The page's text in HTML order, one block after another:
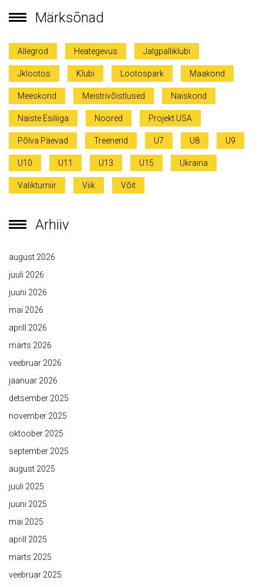
Märksõnad
Allegrod Heategevus Jalgpalliklubi
Jklootos Klubi Lootospark Maakond
Meeskond Meistrivõistlused Naiskond
Naiste Esiliiga Noored Projekt USA
Põlva Päevad Treenerid U7 U8 U9
U10 U11 U13 U15 Ukraina
Valikturniir Viik Võit
Arhiiv
august 2026
juuli 2026
juuni 2026
mai 2026
aprill 2026
märts 2026
veebruar 2026
jaanuar 2026
detsember 2025
november 2025
oktoober 2025
september 2025
august 2025
juuli 2025
juuni 2025
mai 2025
aprill 2025
märts 2025
veebruar 2025